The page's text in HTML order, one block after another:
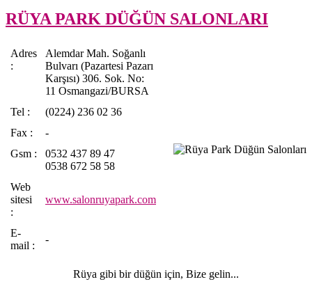
RÜYA PARK DÜĞÜN SALONLARI
Adres
:
Alemdar Mah. Soğanlı
Bulvarı (Pazartesi Pazarı
Karşısı) 306. Sok. No:
11 Osmangazi/BURSA
Tel :
(0224) 236 02 36
Fax :
-
Gsm :
0532 437 89 47
0538 672 58 58
Web
sitesi
:
www.salonruyapark.com
E-
mail :
-
Rüya gibi bir düğün için, Bize gelin...